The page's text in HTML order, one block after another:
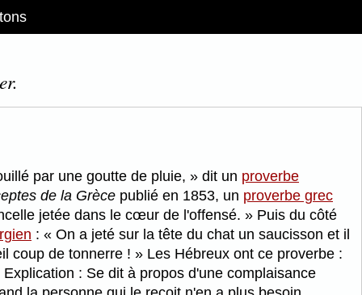
par une goutte de pluie, dit un proverbe
de la Grèce publié en 1853, un proverbe grec
jetée dans le cœur de l'offensé.
Puis du côté
:
On a jeté sur la tête du chat un saucisson et il
coup de tonnerre !
Les Hébreux ont ce proverbe :
Explication : Se dit à propos d'une complaisance